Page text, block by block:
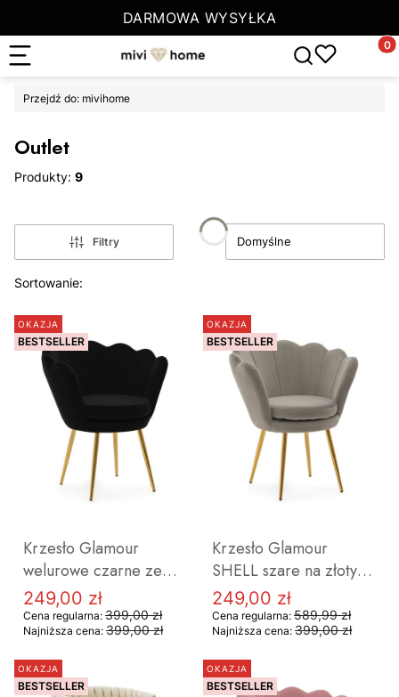
DARMOWA WYSYŁKA
Otwórz
Przejdź do: mivihome
Outlet
Produkty: 9
Filtry
Lista produktów
Sortowanie:
Domyślne
OKAZJA
BESTSELLER
Krzesło Glamour
welurowe czarne ze
złotymi nogami
muszelka SHELL
OUTLET
Cena promocyjna
249,00 zł
Cena regularna: 399,00 zł
Najniższa cena: 399,00 zł
OKAZJA
BESTSELLER
Krzesło Glamour
SHELL szare na złotych
nóżkach Muszelka
OUTLET
Cena promocyjna
249,00 zł
Cena regularna: 589,99 zł
Najniższa cena: 399,00 zł
OKAZJA
BESTSELLER
OKAZJA
BESTSELLER